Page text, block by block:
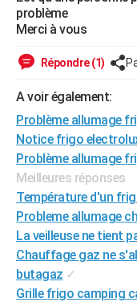
Alimentation
Guide de la santé
Maladies
Médicaments
Sommeil
VOYAGE
Destinations
City break
Voyage nature
Voyage de noces
Forum
Climat
PHOTO
GUIDES D'ACHAT
BONS PLANS
CARTE DE VOEUX
Carte de Noël
Carte Bonne année
Carte Saint-Valentin
Carte Pâques
Carte d'anniversaire
Dictionnaire
Biographies
Citations
Expressions
Proverbes
PROGRAMME TV
COPAINS D'AVANT
S'inscrire
Se connecter
Lycées
Collèges
Primaires
Universités
Entreprises
Service militaire
Avis de recherche
AVIS DE DÉCÈS
problème
Merci à vous
Répondre (1)
A voir également:
Problème allumage
Notice frigo
Problème allumage
Meilleures réponses
Température d'un
Probleme allumage
La veilleuse ne tient
Chauffage gaz ne
butagaz ✓
Grille frigo camping